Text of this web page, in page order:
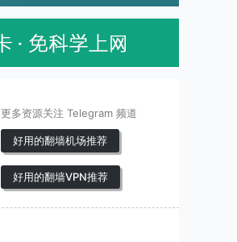
更多资源关注 Telegram 频道
好用的翻墙机场推荐
好用的翻墙VPN推荐